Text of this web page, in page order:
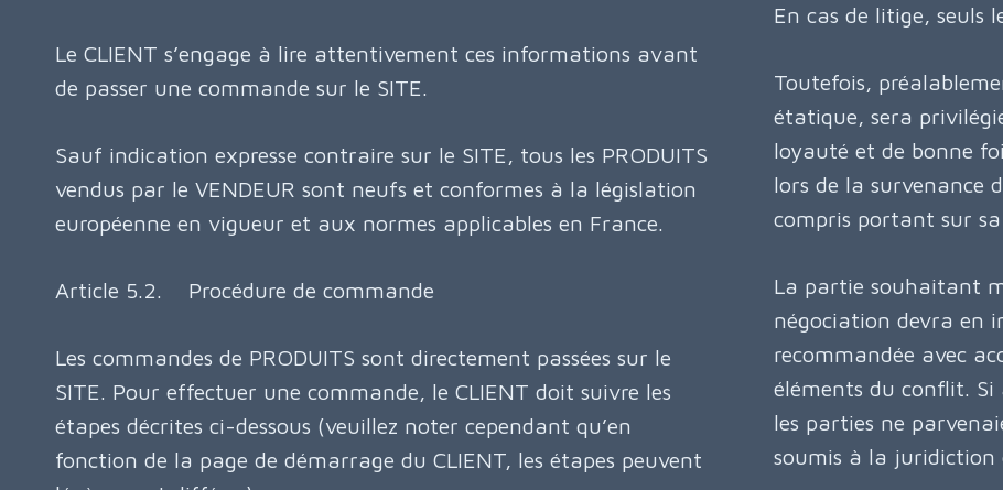
Le CLIENT s’engage à lire attentivement ces informations avant
de passer une commande sur le SITE.
Sauf indication expresse contraire sur le SITE, tous les PRODUITS
vendus par le VENDEUR sont neufs et conformes à la législation
européenne en vigueur et aux normes applicables en France.
Article 5.2. Procédure de commande
Les commandes de PRODUITS sont directement passées sur le
SITE. Pour effectuer une commande, le CLIENT doit suivre les
étapes décrites ci-dessous (veuillez noter cependant qu’en
fonction de la page de démarrage du CLIENT, les étapes peuvent
En cas de litige, seuls
Toutefois,
étatique, sera
loyauté et de bonne
lors de la
compris portant sur
La partie souhaitant
négociation devra en
recommandée avec
éléments du conflit. Si
les parties ne
soumis à la juridiction